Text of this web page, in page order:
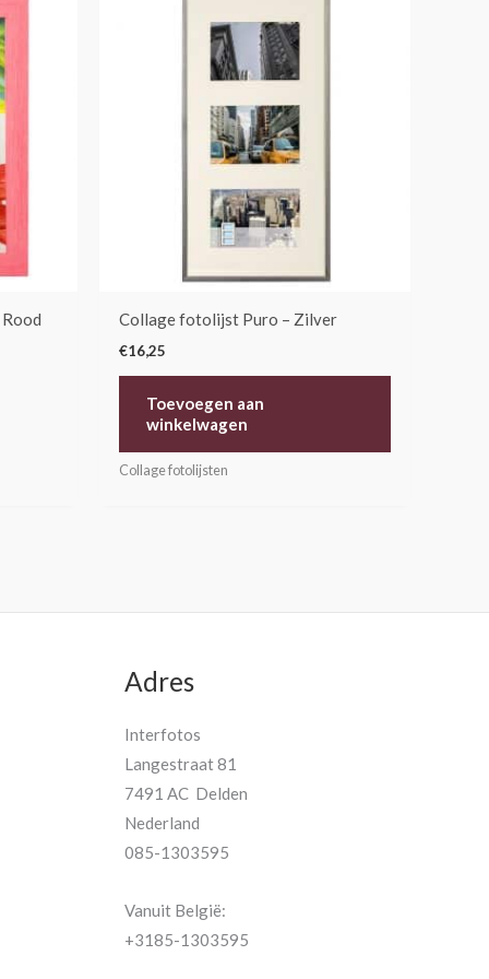
Collage fotolijst Puro – Zilver
€16,25
Toevoegen aan
winkelwagen
Collage fotolijsten
Adres
Interfotos
Langestraat 81
7491 AC Delden
Nederland
085-1303595
Vanuit België:
+3185-1303595